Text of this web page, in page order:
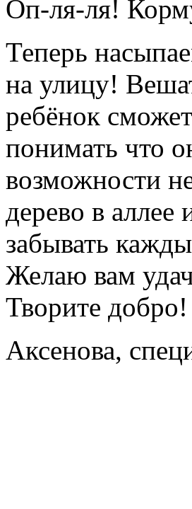
Оп-ля-ля!
Теперь
на улицу!
ребёнок
понимать что
возможности
дерево в аллее
забывать
Желаю вам
Творите добро!
Аксенова,